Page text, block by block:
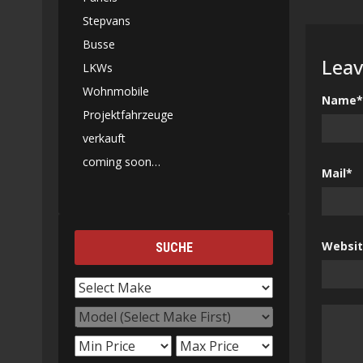
Name*
Mail*
Stepvans
Busse
LKWs
Wohnmobile
Projektfahrzeuge
verkauft
coming soon…
SUCHE